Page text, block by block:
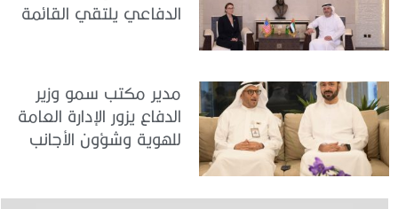
الدفاعي يلتقي القائمة
مدير مكتب سمو وزير
الدفاع يزور الإدارة العامة
للهوية وشؤون الأجانب